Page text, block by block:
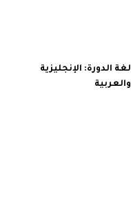
لغة الدورة: الإنجليزية
والعربية